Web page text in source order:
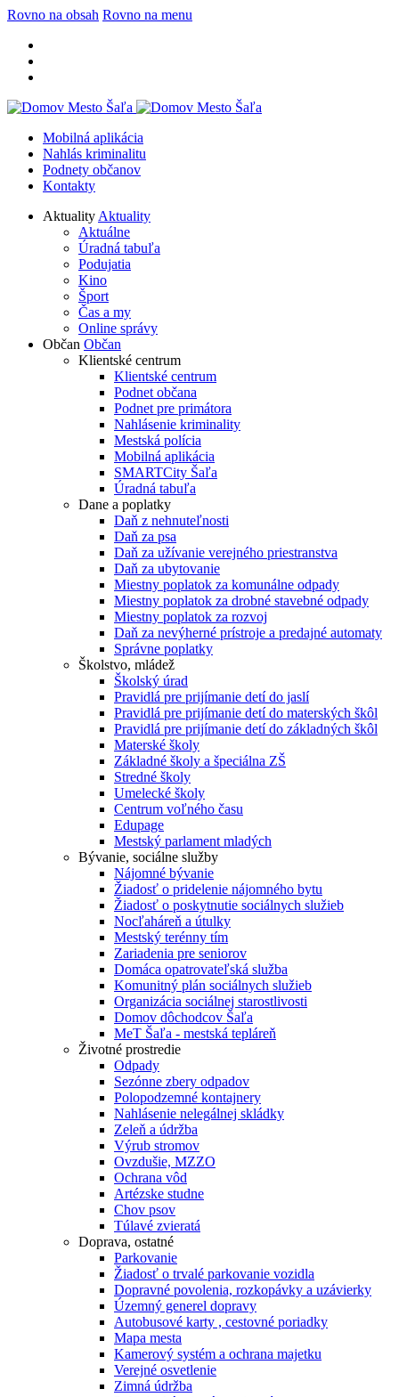
Rovno na obsah Rovno na menu
Mobilná aplikácia
Nahlás kriminalitu
Podnety občanov
Kontakty
Aktuality Aktuality
Aktuálne
Úradná tabuľa
Podujatia
Kino
Šport
Čas a my
Online správy
Občan Občan
Klientské centrum
Klientské centrum
Podnet občana
Podnet pre primátora
Nahlásenie kriminality
Mestská polícia
Mobilná aplikácia
SMARTCity Šaľa
Úradná tabuľa
Dane a poplatky
Daň z nehnuteľnosti
Daň za psa
Daň za užívanie verejného priestranstva
Daň za ubytovanie
Miestny poplatok za komunálne odpady
Miestny poplatok za drobné stavebné odpady
Miestny poplatok za rozvoj
Daň za nevýherné prístroje a predajné automaty
Správne poplatky
Školstvo, mládež
Školský úrad
Pravidlá pre prijímanie detí do jaslí
Pravidlá pre prijímanie detí do materských škôl
Pravidlá pre prijímanie detí do základných škôl
Materské školy
Základné školy a špeciálna ZŠ
Stredné školy
Umelecké školy
Centrum voľného času
Edupage
Mestský parlament mladých
Bývanie, sociálne služby
Nájomné bývanie
Žiadosť o pridelenie nájomného bytu
Žiadosť o poskytnutie sociálnych služieb
Nocľaháreň a útulky
Mestský terénny tím
Zariadenia pre seniorov
Domáca opatrovateľská služba
Komunitný plán sociálnych služieb
Organizácia sociálnej starostlivosti
Domov dôchodcov Šaľa
MeT Šaľa - mestská tepláreň
Životné prostredie
Odpady
Sezónne zbery odpadov
Polopodzemné kontajnery
Nahlásenie nelegálnej skládky
Zeleň a údržba
Výrub stromov
Ovzdušie, MZZO
Ochrana vôd
Artézske studne
Chov psov
Túlavé zvieratá
Doprava, ostatné
Parkovanie
Žiadosť o trvalé parkovanie vozidla
Dopravné povolenia, rozkopávky a uzávierky
Územný generel dopravy
Autobusové karty , cestovné poriadky
Mapa mesta
Kamerový systém a ochrana majetku
Verejné osvetlenie
Zimná údržba